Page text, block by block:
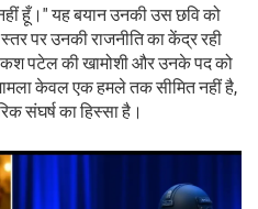
हूँ।" यह बयान उनकी उस छवि को
पर उनकी राजनीति का केंद्र रही
पटेल की खामोशी और उनके पद को
केवल एक हमले तक सीमित नहीं है,
संघर्ष का हिस्सा है।